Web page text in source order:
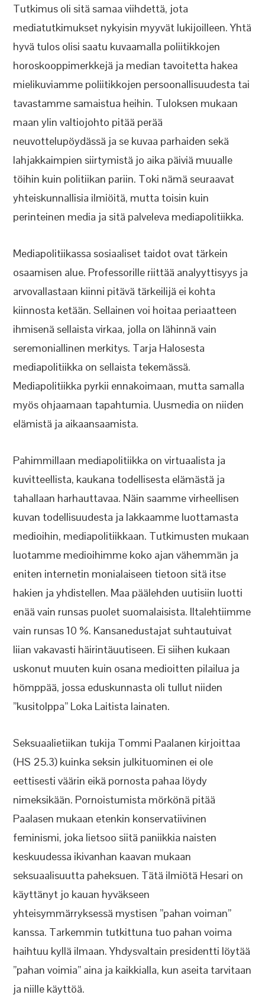
Tutkimus oli sitä samaa viihdettä, jota
mediatutkimukset nykyisin myyvät lukijoilleen. Yhtä
hyvä tulos olisi saatu kuvaamalla poliitikkojen
horoskooppimerkkejä ja median tavoitetta hakea
mielikuviamme poliitikkojen persoonallisuudesta tai
tavastamme samaistua heihin. Tuloksen mukaan
maan ylin valtiojohto pitää perää
neuvottelupöydässä ja se kuvaa parhaiden sekä
lahjakkaimpien siirtymistä jo aika päiviä muualle
töihin kuin politiikan pariin. Toki nämä seuraavat
yhteiskunnallisia ilmiöitä, mutta toisin kuin
perinteinen media ja sitä palveleva mediapolitiikka.
Mediapolitiikassa sosiaaliset taidot ovat tärkein
osaamisen alue. Professorille riittää analyyttisyys ja
arvovallastaan kiinni pitävä tärkeilijä ei kohta
kiinnosta ketään. Sellainen voi hoitaa periaatteen
ihmisenä sellaista virkaa, jolla on lähinnä vain
seremoniallinen merkitys. Tarja Halosesta
mediapolitiikka on sellaista tekemässä.
Mediapolitiikka pyrkii ennakoimaan, mutta samalla
myös ohjaamaan tapahtumia. Uusmedia on niiden
elämistä ja aikaansaamista.
Pahimmillaan mediapolitiikka on virtuaalista ja
kuvitteellista, kaukana todellisesta elämästä ja
tahallaan harhauttavaa. Näin saamme virheellisen
kuvan todellisuudesta ja lakkaamme luottamasta
medioihin, mediapolitiikkaan. Tutkimusten mukaan
luotamme medioihimme koko ajan vähemmän ja
eniten internetin monialaiseen tietoon sitä itse
hakien ja yhdistellen. Maa päälehden uutisiin luotti
enää vain runsas puolet suomalaisista. Iltalehtiimme
vain runsas 10 %. Kansanedustajat suhtautuivat
liian vakavasti häirintäuutiseen. Ei siihen kukaan
uskonut muuten kuin osana medioitten pilailua ja
hömppää, jossa eduskunnasta oli tullut niiden
”kusitolppa” Loka Laitista lainaten.
Seksuaalietiikan tukija Tommi Paalanen kirjoittaa
(HS 25.3) kuinka seksin julkituominen ei ole
eettisesti väärin eikä pornosta pahaa löydy
nimeksikään. Pornoistumista mörkönä pitää
Paalasen mukaan etenkin konservatiivinen
feminismi, joka lietsoo siitä paniikkia naisten
keskuudessa ikivanhan kaavan mukaan
seksuaalisuutta paheksuen. Tätä ilmiötä Hesari on
käyttänyt jo kauan hyväkseen
yhteisymmärryksessä mystisen ”pahan voiman”
kanssa. Tarkemmin tutkittuna tuo pahan voima
haihtuu kyllä ilmaan. Yhdysvaltain presidentti löytää
”pahan voimia” aina ja kaikkialla, kun aseita tarvitaan
ja niille käyttöä.